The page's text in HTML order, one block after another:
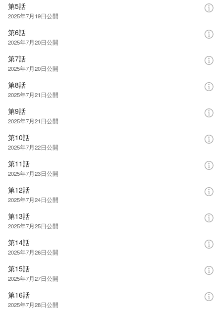
第5話
2025年7月19日公開
第6話
2025年7月20日公開
第7話
2025年7月20日公開
第8話
2025年7月21日公開
第9話
2025年7月21日公開
第10話
2025年7月22日公開
第11話
2025年7月23日公開
第12話
2025年7月24日公開
第13話
2025年7月25日公開
第14話
2025年7月26日公開
第15話
2025年7月27日公開
第16話
2025年7月28日公開